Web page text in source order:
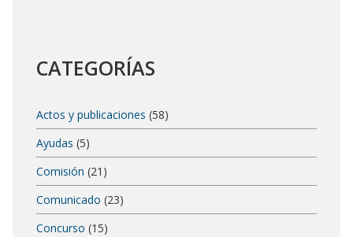
CATEGORÍAS
Actos y publicaciones (58)
Ayudas (5)
Comisión (21)
Comunicado (23)
Concurso (15)